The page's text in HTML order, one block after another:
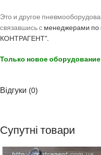
Это и другое
связавшись сменеджерами
КОНТРАГЕНТ”.
Только новое
Відгуки (0)
Супутні товари